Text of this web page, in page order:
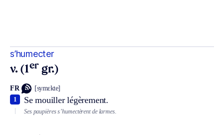
s’humecter
v. (1er gr.)
FR [symɛkte]
Se mouiller légèrement.
1
Ses paupières s’humectèrent de larmes.